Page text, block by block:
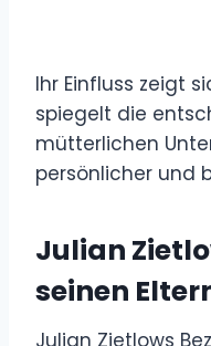
Ihr Einfluss zeigt
spiegelt die
mütterlichen
persönlicher und
Julian
seinen
Julian Zietlows